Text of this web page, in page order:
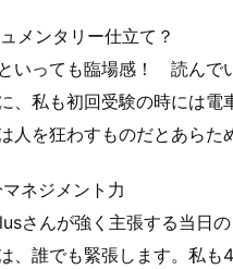
メンタリー仕立て？
いっても臨場感！ 読んで
、私も初回受験の時には電
人を狂わすものだとあらた
ネジメント力
さんが強く主張する当日の
、誰でも緊張します。私も